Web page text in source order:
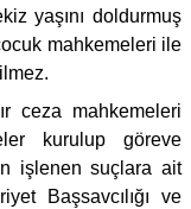
yaşını doldurmuş
mahkemeleri ile
ceza mahkemeleri
kurulup göreve
işlenen suçlara ait
Başsavcılığı ve